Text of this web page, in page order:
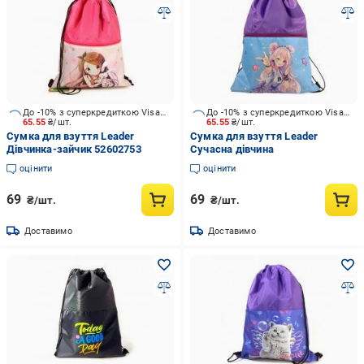
65.55₴/шт.
До -10% з суперкредиткою Visa Вигода
Сумка для взуття Leader
Дівчинка-зайчик 52602753
оцінити
69 ₴/шт.
Доставимо
65.55₴/шт.
До -10% з суперкредиткою Visa Вигода
Сумка для взуття Leader
Сучасна дівчина
оцінити
69 ₴/шт.
Доставимо